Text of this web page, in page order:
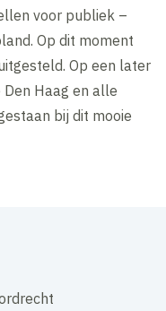
voor publiek –
Op dit moment
Op een later
Haag en alle
bij dit mooie